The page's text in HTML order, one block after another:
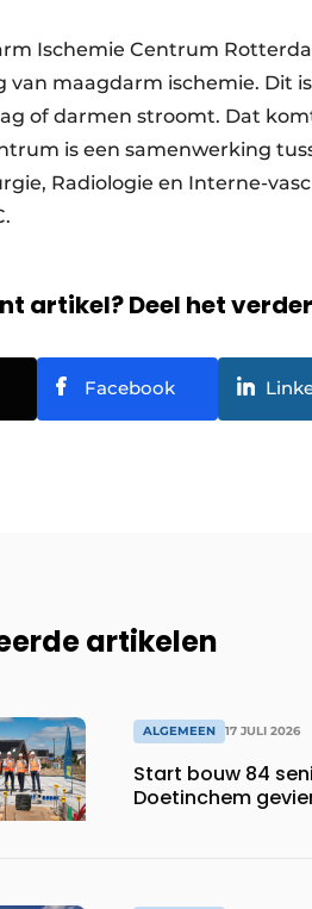
Ischemie Centrum
van maagdarm ischemie. Dit
of darmen stroomt. Dat
is een samenwerking
Radiologie en Interne-
artikel? Deel het
Facebook
artikelen
ALGEMEEN 17 JULI 2026
Start bouw 84
Doetinchem